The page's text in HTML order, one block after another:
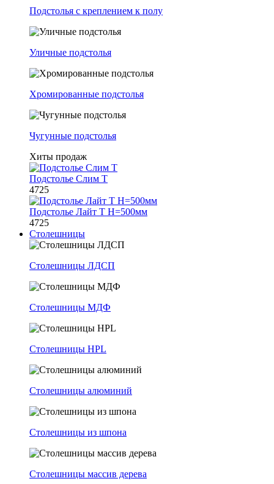
Подстолья с креплением к полу
Уличные подстолья
Хромированные подстолья
Чугунные подстолья
Хиты продаж
Подстолье Слим Т
4725
Подстолье Лайт Т H=500мм
4725
Столешницы
Столешницы ЛДСП
Столешницы МДФ
Столешницы HPL
Столешницы алюминий
Столешницы из шпона
Столешницы массив дерева